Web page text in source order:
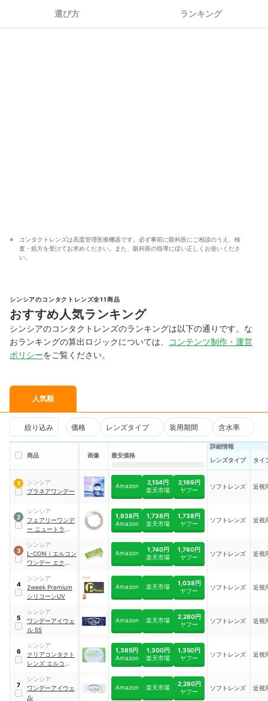
選び方 ランキング
コンタクトレンズは高度管理医療機器です。必ず事前に眼科医にご相談のうえ、検
査・処方を受けてお求めください。また、眼科医の指導に従い正しくお使いくださ
い。
シンシアのコンタクトレンズ全11商品
おすすめ人気ランキング
シンシアのコンタクトレンズのランキングは以下の通りです。な
おランキングの算出ロジックについては、
コンテンツ制作・運営
ポリシーをご覧ください。
人気順
絞り込み 価格 レンズタイプ 装用期間 含水率
商品 画像 最安価格
詳細情報
レンズタイプ
タイ
1
シンシア
プラネアワンデー
Amazon
2,154円
楽天市場
2,169円
ヤフー
ソフトレンズ 近視
2
シンシア
フェアリーワンデ
ー ニュートラル
1,938円
Amazon
1,738円
楽天市場
1,738円
ヤフー
ソフトレンズ 近視
3
シンシア
L-CON ｜ エルコン
ワンデー エクシー
Amazon
1,740円
楽天市場
1,760円
ヤフー
ソフトレンズ 近視
4
シンシア
2week Premium
シリコーンUV
Amazon 楽天市場
1,038円
ヤフー
ソフトレンズ 近視
5
シンシア
ワンデーアイウェ
ル 55
Amazon 楽天市場
2,280円
ヤフー
ソフトレンズ 近視
6
シンシア
クリアコンタクト
レンズ エルコン
1,385円
Amazon
1,300円
楽天市場
1,350円
ヤフー
ソフトレンズ 近視
7
シンシア
ワンデーアイウェ
ル
Amazon 楽天市場
2,280円
ヤフー
ソフトレンズ 近視